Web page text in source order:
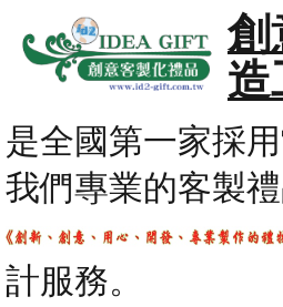
創
造
是全國第一家採
我們專業的客製
計服務。